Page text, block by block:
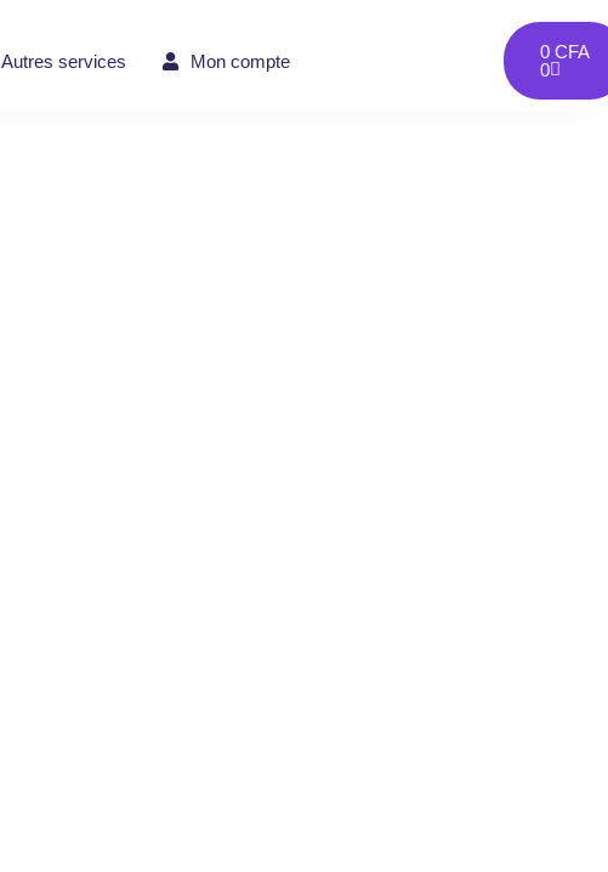
Autres services Mon compte 0 CFA
0